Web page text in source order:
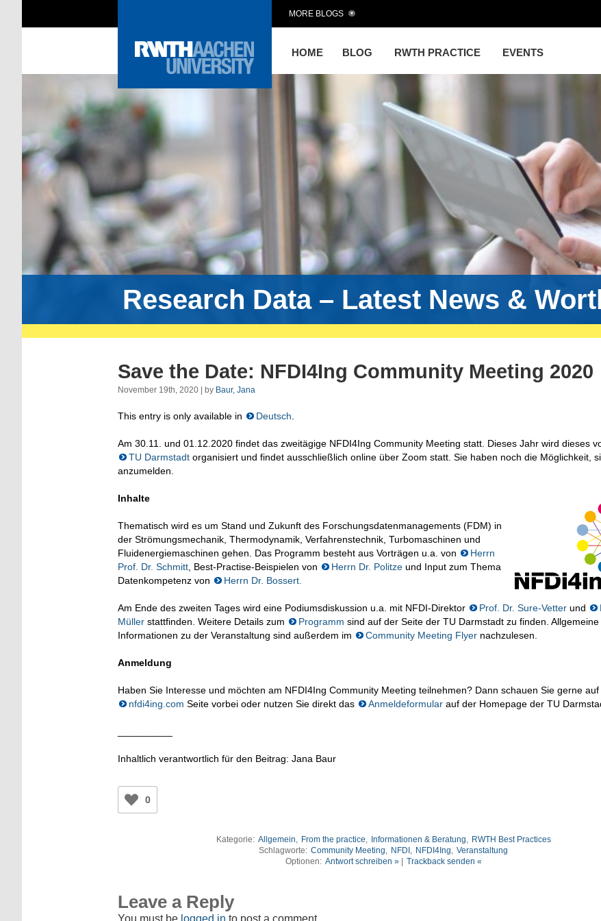
HOME BLOG RWTH PRACTICE EVENTS
MORE BLOGS
Research Data – Latest News &
Save the Date: NFDI4Ing Community Meeting 2020
November 19th, 2020 | by Baur, Jana
This entry is only available in Deutsch
Am 30.11. und 01.12.2020 findet das zweitägige NFDI4Ing Community Meeting statt. Dieses Jahr wird dieses
TU Darmstadt organisiert und findet ausschließlich online über Zoom statt. Sie haben noch die Möglichkeit,
anzumelden.
Inhalte
Thematisch wird es um Stand und Zukunft des Forschungsdatenmanagements (FDM) in
der Strömungsmechanik, Thermodynamik, Verfahrenstechnik, Turbomaschinen und
Fluidenergiemaschinen gehen. Das Programm besteht aus Vorträgen u.a. von
Herrn
Prof. Dr. Schmitt , Best-Practise-Beispielen von Herrn Dr. Politze und Input zum Thema
Datenkompetenz von
Herrn Dr. Bossert.
Am Ende des zweiten Tages wird eine Podiumsdiskussion u.a. mit NFDI-Direktor Prof. Dr. Sure-Vetter und
Müller stattfinden. Weitere Details zum Programm sind auf der Seite der TU Darmstadt zu finden. Allgemeine
Informationen zu der Veranstaltung sind außerdem im
Community Meeting Flyer nachzulesen.
Anmeldung
Haben Sie Interesse und möchten am NFDI4Ing Community Meeting teilnehmen? Dann schauen Sie gerne
nfdi4ing.com Seite vorbei oder nutzen Sie direkt das Anmeldeformular auf der Homepage der TU
Inhaltlich verantwortlich für den Beitrag: Jana Baur
0
Kategorie: Allgemein From the practice Informationen & Beratung
RWTH Best Practices
Schlagworte: Community Meeting NFDI NFDI4Ing
Veranstaltung
Optionen: Antwort schreiben »| Trackback senden «
Leave a Reply